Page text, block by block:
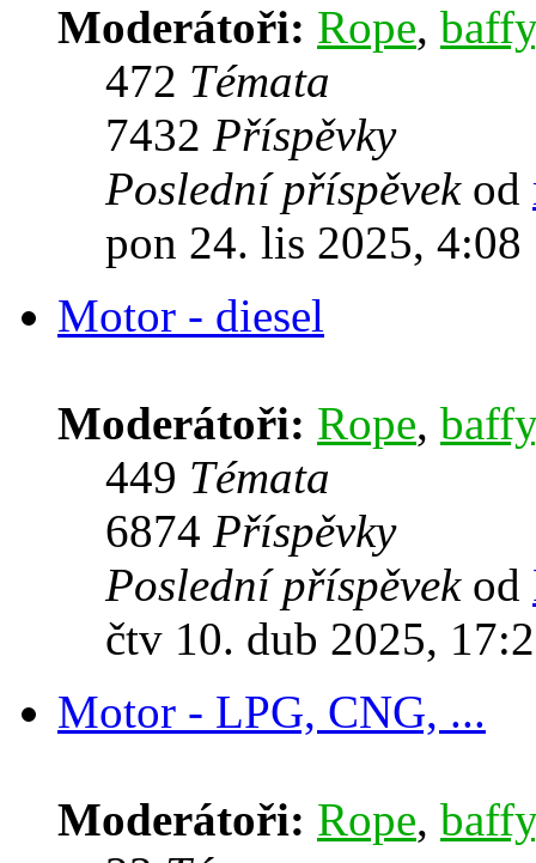
Moderátoři: Rope, baffy
472 Témata
7432 Příspěvky
Poslední příspěvekod
pon 24. lis 2025, 4:08
Motor - diesel
Moderátoři: Rope, baffy
449 Témata
6874 Příspěvky
Poslední příspěvekod
čtv 10. dub 2025,
Motor - LPG, CNG, ...
Moderátoři: Rope, baffy